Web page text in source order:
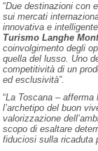
“Due destinazioni con
sui mercati
innovativa e
Turismo Langhe
coinvolgimento degli
quella del lusso. Uno
competitività di un
ed esclusività”.
“La Toscana – afferma
l’archetipo del buon
valorizzazione
scopo di esaltare
fiduciosi sulla ricaduta